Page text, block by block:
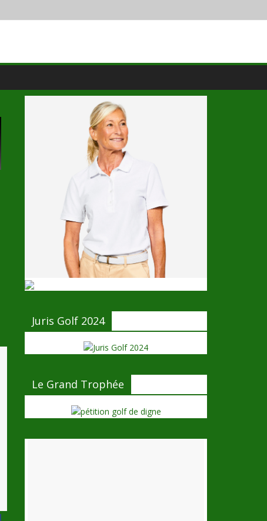
Juris Golf 2024
Le Grand Trophée